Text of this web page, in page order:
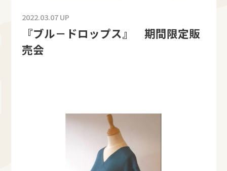
2022.03.07 UP
『ブル－ドロップス』 期間限定販
売会